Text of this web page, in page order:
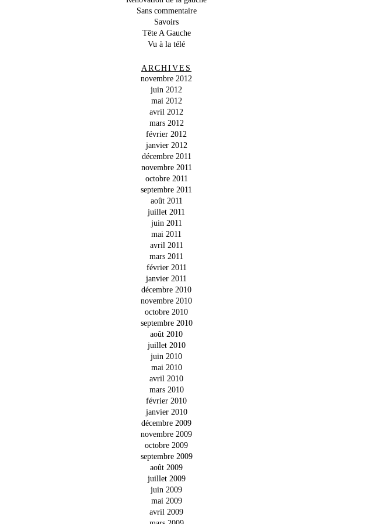
Sans commentaire
Savoirs
Tête A Gauche
Vu à la télé
ARCHIVES
novembre 2012
juin 2012
mai 2012
avril 2012
mars 2012
février 2012
janvier 2012
décembre 2011
novembre 2011
octobre 2011
septembre 2011
août 2011
juillet 2011
juin 2011
mai 2011
avril 2011
mars 2011
février 2011
janvier 2011
décembre 2010
novembre 2010
octobre 2010
septembre 2010
août 2010
juillet 2010
juin 2010
mai 2010
avril 2010
mars 2010
février 2010
janvier 2010
décembre 2009
novembre 2009
octobre 2009
septembre 2009
août 2009
juillet 2009
juin 2009
mai 2009
avril 2009